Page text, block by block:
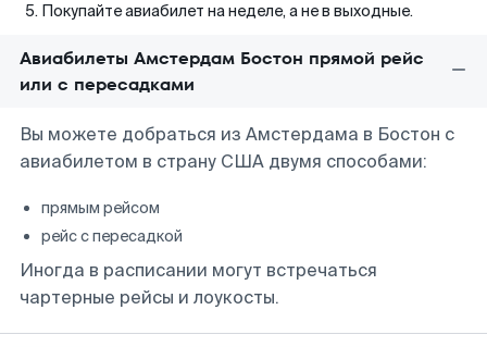
Покупайте авиабилет на неделе, а не в выходные.
Авиабилеты Амстердам Бостон прямой рейс
или с пересадками
Вы можете добраться из Амстердама в Бостон с
авиабилетом в страну США двумя способами:
прямым рейсом
рейс с пересадкой
Иногда в расписании могут встречаться
чартерные рейсы и лоукосты.